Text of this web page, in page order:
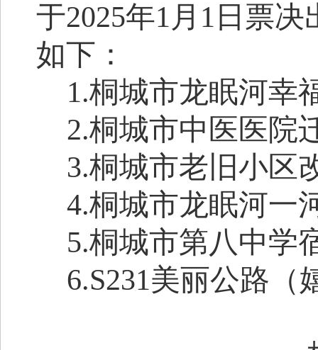
于2025年1月1日票
如下：
1.桐城市龙眠河幸
2.桐城市中医医院
3.桐城市老旧小区
4.桐城市龙眠河一
5.桐城市第八中学
6.S231美丽公路（